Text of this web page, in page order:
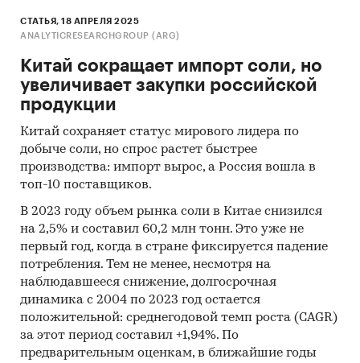
СТАТЬЯ, 18 АПРЕЛЯ 2025
ANALYTICRESEARCHGROUP (ARG)
Китай сокращает импорт соли, но
увеличивает закупки российской
продукции
Китай сохраняет статус мирового лидера по
добыче соли, но спрос растет быстрее
производства: импорт вырос, а Россия вошла в
топ-10 поставщиков.
В 2023 году объем рынка соли в Китае снизился
на 2,5% и составил 60,2 млн тонн. Это уже не
первый год, когда в стране фиксируется падение
потребления. Тем не менее, несмотря на
наблюдавшееся снижение, долгосрочная
динамика с 2004 по 2023 год остается
положительной: среднегодовой темп роста (CAGR)
за этот период составил +1,94%. По
предварительным оценкам, в ближайшие годы